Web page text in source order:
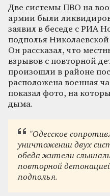
Две системы ПВО на
армии были
заявил в беседе с РИА
подполья
Он рассказал, что
взрывов с повторной
произошли в районе
расположена военная
показал фото, на
дыма.
"Одесское
уничтожении двух
обеда жители
повторной
подполья.